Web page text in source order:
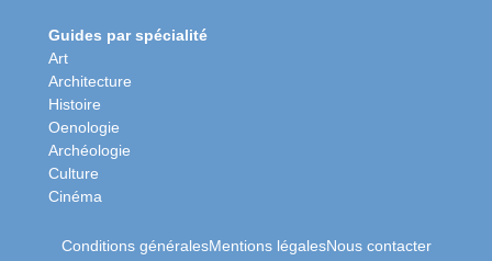
Guides par spécialité
Art
Architecture
Histoire
Oenologie
Archéologie
Culture
Cinéma
Conditions généralesMentions légalesNous contacter